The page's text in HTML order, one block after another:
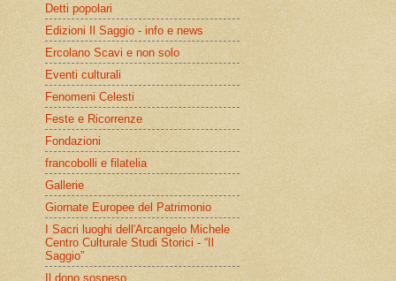
Detti popolari
Edizioni Il Saggio - info e news
Ercolano Scavi e non solo
Eventi culturali
Fenomeni Celesti
Feste e Ricorrenze
Fondazioni
francobolli e filatelia
Gallerie
Giornate Europee del Patrimonio
I Sacri luoghi dell'Arcangelo Michele
Centro Culturale Studi Storici - “Il
Saggio”
Il dono sospeso